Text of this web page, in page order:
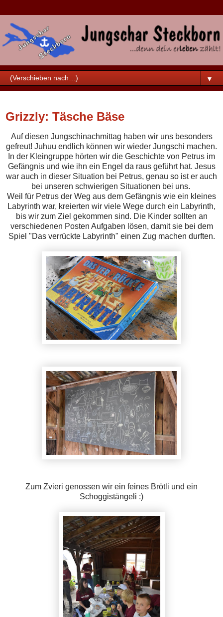
▼
Grizzly: Täsche Bäse
Auf diesen Jungschinachmittag haben wir uns besonders
gefreut! Juhuu endlich können wir wieder Jungschi machen.
In der Kleingruppe hörten wir die Geschichte von Petrus im
Gefängnis und wie ihn ein Engel da raus geführt hat. Jesus
war auch in dieser Situation bei Petrus, genau so ist er auch
bei unseren schwierigen Situationen bei uns.
Weil für Petrus der Weg aus dem Gefängnis wie ein kleines
Labyrinth war, kreierten wir viele Wege durch ein Labyrinth,
bis wir zum Ziel gekommen sind. Die Kinder sollten an
verschiedenen Posten Aufgaben lösen, damit sie bei dem
Spiel "Das verrückte Labyrinth" einen Zug machen durften.
Zum Zvieri genossen wir ein feines Brötli und ein
Schoggistängeli :)